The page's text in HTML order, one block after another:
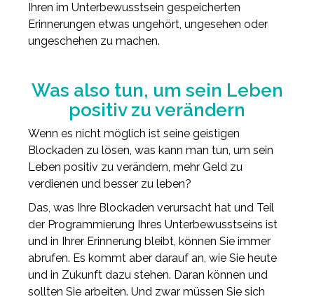
Ihren im Unterbewusstsein gespeicherten
Erinnerungen etwas ungehört, ungesehen oder
ungeschehen zu machen.
Was also tun, um sein Leben
positiv zu verändern
Wenn es nicht möglich ist seine geistigen
Blockaden zu lösen, was kann man tun, um sein
Leben positiv zu verändern, mehr Geld zu
verdienen und besser zu leben?
Das, was Ihre Blockaden verursacht hat und Teil
der Programmierung Ihres Unterbewusstseins ist
und in Ihrer Erinnerung bleibt, können Sie immer
abrufen. Es kommt aber darauf an, wie Sie heute
und in Zukunft dazu stehen. Daran können und
sollten Sie arbeiten. Und zwar müssen Sie sich